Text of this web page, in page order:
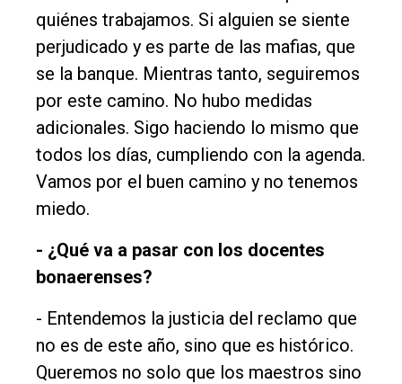
quiénes trabajamos. Si alguien se siente
perjudicado y es parte de las mafias, que
se la banque. Mientras tanto, seguiremos
por este camino. No hubo medidas
adicionales. Sigo haciendo lo mismo que
todos los días, cumpliendo con la agenda.
Vamos por el buen camino y no tenemos
miedo.
- ¿Qué va a pasar con los docentes
bonaerenses?
- Entendemos la justicia del reclamo que
no es de este año, sino que es histórico.
Queremos no solo que los maestros sino